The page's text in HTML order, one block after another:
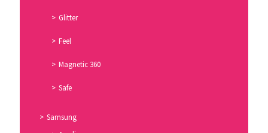
Glitter
Feel
Magnetic 360
Safe
Samsung